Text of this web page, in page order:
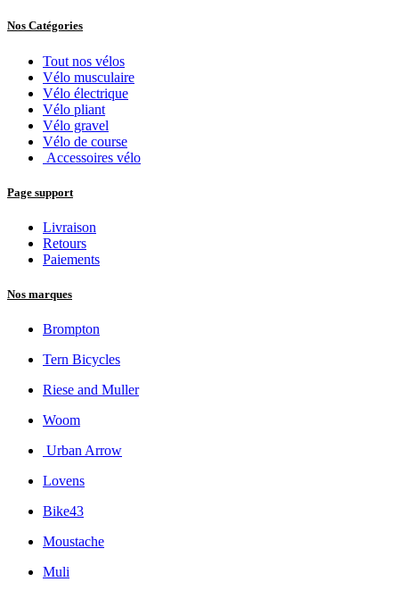
Nos Catégories
Tout nos vélos
Vélo musculaire
Vélo électrique
Vélo pliant
Vélo gravel
Vélo de course
Accessoires vélo
Page support
Livraison
Retours
Paiements
Nos marques
Brompton
Tern Bicycles
Riese and Muller
Woom
Urban Arrow
Lovens
Bike43
Moustache
Muli